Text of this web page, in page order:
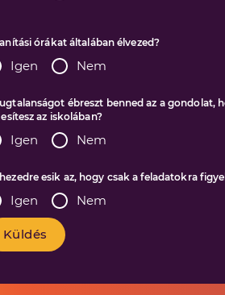
órákat általában élvezed?
Igen Nem
ébreszt benned az a gondolat,
az iskolában?
Igen Nem
esik az, hogy csak a feladatokra
Igen Nem
Küldés